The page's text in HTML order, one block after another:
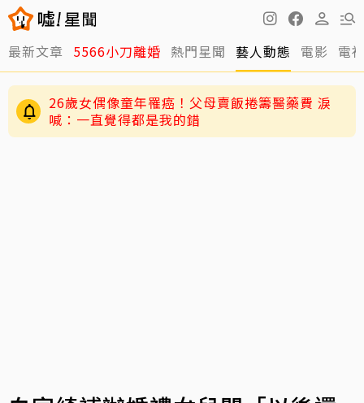
最新文章 5566小刀離婚 熱門星聞 藝人動態 電影 電
26歲女偶像童年罹癌！父母賣飯捲籌醫藥費 淚
喊：一直覺得都是我的錯